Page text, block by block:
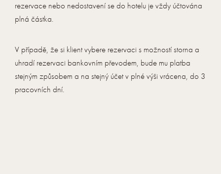
rezervace nebo nedostavení se do hotelu je vždy účtována
plná částka.
V případě, že si klient vybere rezervaci s možností storna a
uhradí rezervaci bankovním převodem, bude mu platba
stejným způsobem a na stejný účet v plné výši vrácena, do 3
pracovních dní.